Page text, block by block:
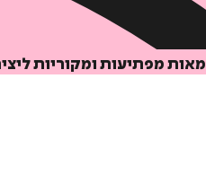
מפתיעות ומקוריות